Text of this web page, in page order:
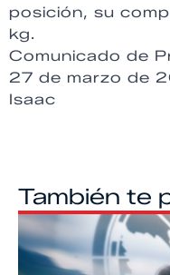
posición, su
kg.
Comunicado de
27 de marzo de
Isaac
También te